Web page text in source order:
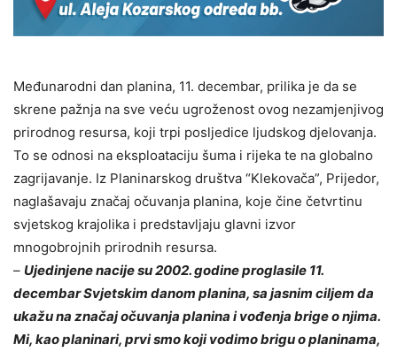
Međunarodni dan planina, 11. decembar, prilika je da se
skrene pažnja na sve veću ugroženost ovog nezamjenjivog
prirodnog resursa, koji trpi posljedice ljudskog djelovanja.
To se odnosi na eksploataciju šuma i rijeka te na globalno
zagrijavanje. Iz Planinarskog društva “Klekovača”, Prijedor,
naglašavaju značaj očuvanja planina, koje čine četvrtinu
svjetskog krajolika i predstavljaju glavni izvor
mnogobrojnih prirodnih resursa.
– Ujedinjene nacije su 2002. godine proglasile 11.
decembar Svjetskim danom planina, sa jasnim ciljem da
ukažu na značaj očuvanja planina i vođenja brige o njima.
Mi, kao planinari, prvi smo koji vodimo brigu o planinama,